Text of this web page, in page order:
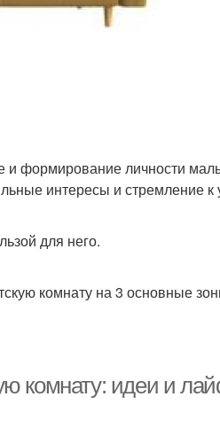
и формирование личности
интересы и стремление к
для него.
комнату на 3 основные
комнату: идеи и